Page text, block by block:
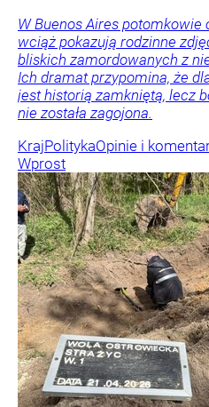
W Buenos Aires potomkowie
wciąż pokazują rodzinne
bliskich zamordowanych z
Ich dramat przypomina, że
jest historią zamkniętą, lecz
nie została zagojona.
KrajPolitykaOpinie i
Wprost